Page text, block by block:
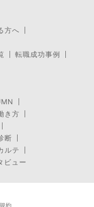
方へ
転職成功事例
き方
断
ルテ
ビュー
約